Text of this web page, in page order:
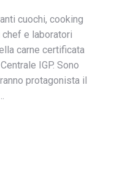
cuochi, cooking
e laboratori
carne certificata
IGP. Sono
protagonista il